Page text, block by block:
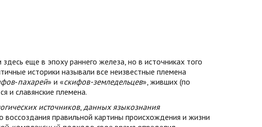
еще в эпоху раннего железа, но в источниках того
историки называли все неизвестные племена
-пахарей» и «скифов-земледельцев», живших (по
и славянские племена.
источников, данных языкознания
воссоздания правильной картины происхождения и жизни